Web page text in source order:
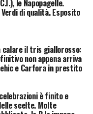
le Napopagelle.
di qualità. Esposito
calare il tris giallorosso:
non appena arriva
e Carfora in prestito
è finito e
scelte. Molte